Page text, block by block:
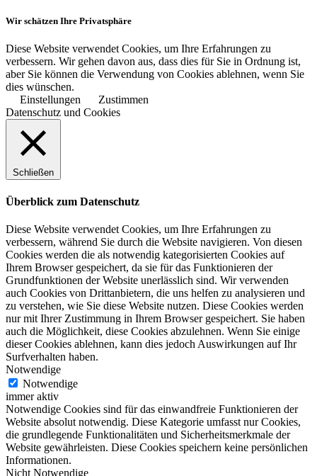
Wir schätzen Ihre Privatsphäre
Diese Website verwendet Cookies, um Ihre Erfahrungen zu
verbessern. Wir gehen davon aus, dass dies für Sie in Ordnung ist,
aber Sie können die Verwendung von Cookies ablehnen, wenn Sie
dies wünschen.
Einstellungen
Zustimmen
Datenschutz und Cookies
Schließen
Überblick zum Datenschutz
Diese Website verwendet Cookies, um Ihre Erfahrungen zu
verbessern, während Sie durch die Website navigieren. Von diesen
Cookies werden die als notwendig kategorisierten Cookies auf
Ihrem Browser gespeichert, da sie für das Funktionieren der
Grundfunktionen der Website unerlässlich sind. Wir verwenden
auch Cookies von Drittanbietern, die uns helfen zu analysieren und
zu verstehen, wie Sie diese Website nutzen. Diese Cookies werden
nur mit Ihrer Zustimmung in Ihrem Browser gespeichert. Sie haben
auch die Möglichkeit, diese Cookies abzulehnen. Wenn Sie einige
dieser Cookies ablehnen, kann dies jedoch Auswirkungen auf Ihr
Surfverhalten haben.
Notwendige
Notwendige
immer aktiv
Notwendige Cookies sind für das einwandfreie Funktionieren der
Website absolut notwendig. Diese Kategorie umfasst nur Cookies,
die grundlegende Funktionalitäten und Sicherheitsmerkmale der
Website gewährleisten. Diese Cookies speichern keine persönlichen
Informationen.
Nicht Notwendige